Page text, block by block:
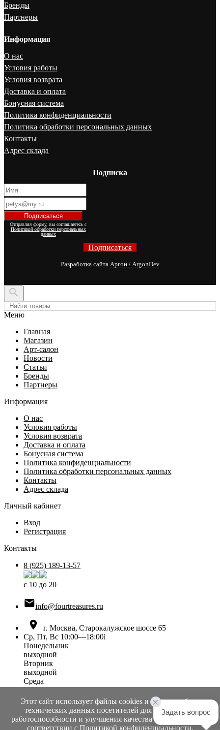
Бренды
Партнеры
Информация
О нас
Условия работы
Условия возврата
Доставка и оплата
Бонусная система
Политика конфиденциальности
Политика обработки персональных данных
Контакты
Адрес склада
Подписка
Отправляя форму, вы соглашаетесь с
Политикой обработки персональных
данных
Подписаться
Разработка сайта Аргон / ArgonDev
Этот сайт использует файлы cookies и сервисы сбора
технических данных посетителей для обеспечения
работоспособности и улучшения качества обслуживания в
соответствии с Политикой конфиденциальности.

Меню
Главная
Магазин
Арт-салон
Новости
Статьи
Бренды
Партнеры
Информация
О нас
Условия работы
Условия возврата
Доставка и оплата
Бонусная система
Политика конфиденциальности
Политика обработки персональных данных
Контакты
Адрес склада
Личный кабинет
Вход
Регистрация
Контакты
8 (925) 189-13-57
с 10 до 20
info@fourtreasures.ru

г. Москва, Старокалужское шоссе 65
Ср, Пт, Вс 10:00—18:00i
Понедельник
выходной
Вторник
выходной
Среда
10:00 — 18:00
Четверг
выходной
Пятница
10:00 — 18:00
Задать вопрос